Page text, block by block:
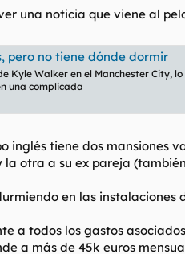
una noticia que viene al
pero no tiene dónde dormir
Kyle Walker en el Manchester City,
una complicada
inglés tiene dos mansiones
otra a su ex pareja
en las
a todos los gastos
a más de 45k euros